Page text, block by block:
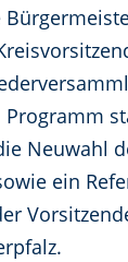
Neuwahl
ein